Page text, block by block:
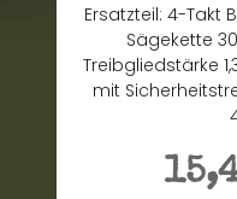
Ersatzteil: 4-Takt
Sägekette
Treibgliedstärke
mit